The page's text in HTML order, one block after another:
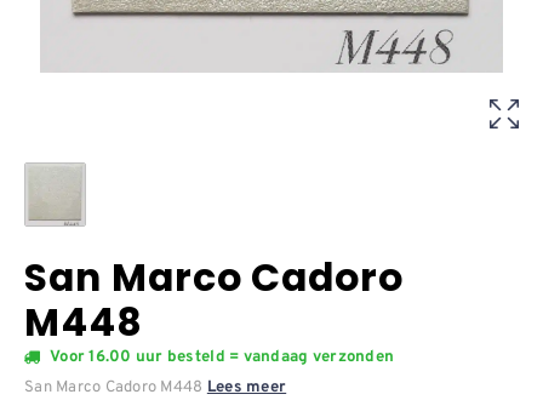
San Marco Cadoro
M448
Voor 16.00 uur besteld = vandaag verzonden
San Marco Cadoro M448 Lees meer